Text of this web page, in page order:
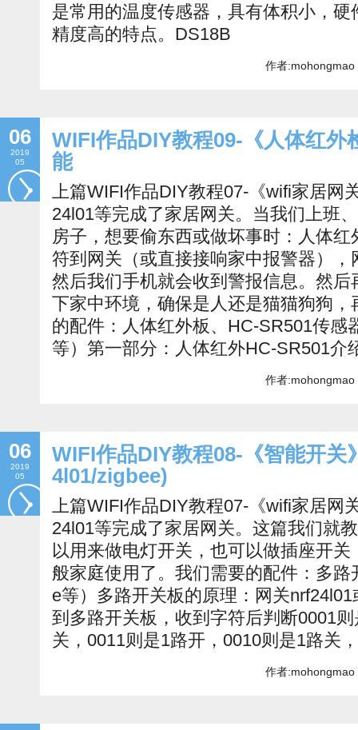
是常用的温度传感器，具有体积小，
精度高的特点。DS18B
作者
06
2019
05
WIFI作品DIY教程09-《人体红外
能
上篇WIFI作品DIY教程07-《wifi家居网
24l01等完成了家居网关。当我们上班
房子，想要偷东西或做坏事时：人体
符到网关（或直接接响家中报警器）
然后我们手机就会收到警报信息。然
下家中环境，确保是人还是猫猫狗狗
的配件：人体红外板、HC-SR501传感
等）第一部分：人体红外HC-SR501介
作者
06
2019
05
WIFI作品DIY教程08-《智能开
4l01/zigbee)
上篇WIFI作品DIY教程07-《wifi家居网
24l01等完成了家居网关。这篇我们就
以用来做电灯开关，也可以做插座开
般家庭使用了。我们需要的配件：多
e等）多路开关板的原理：网关
到多路开关板，收到字符后判断0001
关，0011则是1路开，0010则是1路关
作者